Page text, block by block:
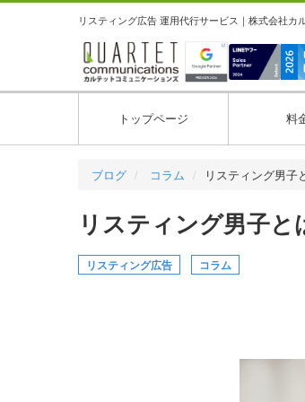
リスティング広告 運用代行サービス｜株式会社
トップページ 料
ブログ コラム リスティング男子
リスティング男子
リスティング広告 コラム